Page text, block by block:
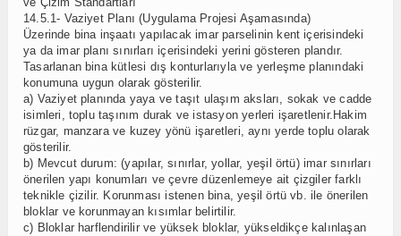
14.5.1- Vaziyet Planı (Uygulama Projesi Aşamasında)
Üzerinde bina inşaatı yapılacak imar parselinin kent içerisindeki
ya da imar planı sınırları içerisindeki yerini gösteren plandır.
Tasarlanan bina kütlesi dış konturlarıyla ve yerleşme planındaki
konumuna uygun olarak gösterilir.
a) Vaziyet planında yaya ve taşıt ulaşım aksları, sokak ve cadde
isimleri, toplu taşınım durak ve istasyon yerleri işaretlenir.Hakim
rüzgar, manzara ve kuzey yönü işaretleri, aynı yerde toplu olarak
gösterilir.
b) Mevcut durum: (yapılar, sınırlar, yollar, yeşil örtü) imar sınırları
önerilen yapı konumları ve çevre düzenlemeye ait çizgiler farklı
teknikle çizilir. Korunması istenen bina, yeşil örtü vb. ile önerilen
bloklar ve korunmayan kısımlar belirtilir.
c) Bloklar harflendirilir ve yüksek bloklar, yükseldikçe kalınlaşan